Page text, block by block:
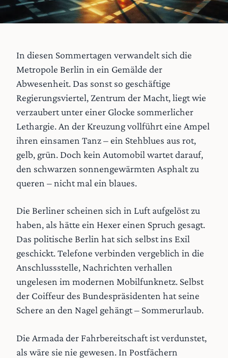
In diesen Sommertagen verwandelt sich die
Metropole Berlin in ein Gemälde der
Abwesenheit. Das sonst so geschäftige
Regierungsviertel, Zentrum der Macht, liegt wie
verzaubert unter einer Glocke sommerlicher
Lethargie. An der Kreuzung vollführt eine Ampel
ihren einsamen Tanz – ein Stehblues aus rot,
gelb, grün. Doch kein Automobil wartet darauf,
den schwarzen sonnengewärmten Asphalt zu
queren – nicht mal ein blaues.
Die Berliner scheinen sich in Luft aufgelöst zu
haben, als hätte ein Hexer einen Spruch gesagt.
Das politische Berlin hat sich selbst ins Exil
geschickt. Telefone verbinden vergeblich in die
Anschlussstelle, Nachrichten verhallen
ungelesen im modernen Mobilfunknetz. Selbst
der Coiffeur des Bundespräsidenten hat seine
Schere an den Nagel gehängt – Sommerurlaub.
Die Armada der Fahrbereitschaft ist verdunstet,
als wäre sie nie gewesen. In Postfächern